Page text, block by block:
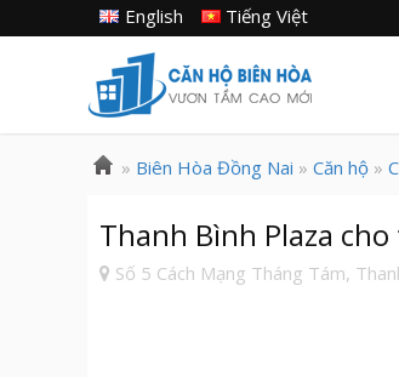
Tiếng Việt
English
» Biên Hòa Đồng Nai » Căn hộ »
Thanh Bình Plaza
Số 5 Cách Mạng Tháng Tám,